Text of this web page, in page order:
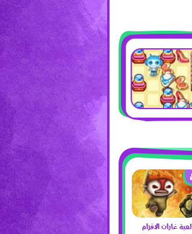
لعبة غارات الاقزام